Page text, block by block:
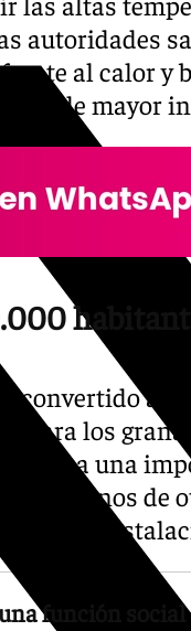
autoridades
al calor y
de mayor
convertido así
para los
una
vecinos de
a una
función social